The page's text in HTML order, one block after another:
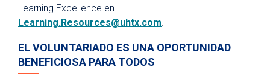
Learning Excellence en
Learning.Resources@uhtx.com
EL VOLUNTARIADO ES UNA OPORTUNIDAD
BENEFICIOSA PARA TODOS